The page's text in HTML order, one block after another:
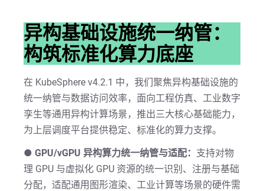
异构基础设施统一纳管：
构筑标准化算力底座
在 KubeSphere v4.2.1 中，我们聚焦异构基础设施的
统一纳管与数据访问效率，面向工程仿真、工业数字
孪生等通用异构计算场景，推出三大核心基础能力，
为上层调度平台提供稳定、标准化的算力支撑。
● GPU/vGPU 异构算力统一纳管与适配： 支持对物
理 GPU 与虚拟化 GPU 资源的统一识别、注册与基础
分配，适配通用图形渲染、工业计算等场景的硬件需